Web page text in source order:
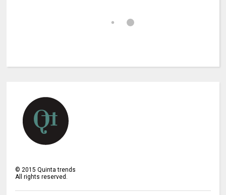
© 2015 Quinta trends
All rights reserved.